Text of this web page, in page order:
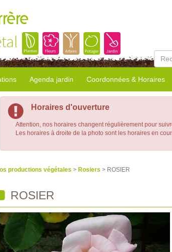
Agenda jardin Coordonnées & Horaires
Horaires d'ouverture
Attention, nos horaires changent régulièrement pour
Les horaires à droite de la photo sont les horaires en
productions végétales > Rosiers > ROSIER
ROSIER